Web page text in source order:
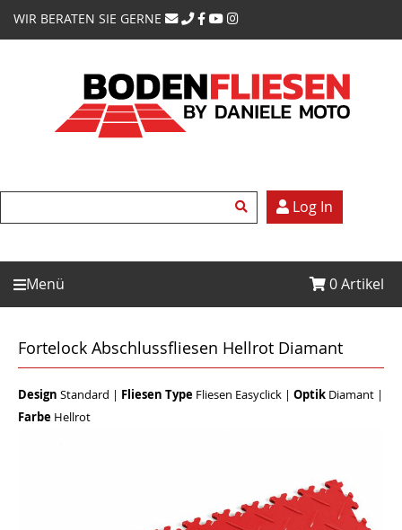
WIR BERATEN SIE GERNE
Log In
Menü 0Artikel
Fortelock Abschlussfliesen Hellrot Diamant
Design Standard | Fliesen Type Fliesen Easyclick | Optik Diamant |
Farbe Hellrot